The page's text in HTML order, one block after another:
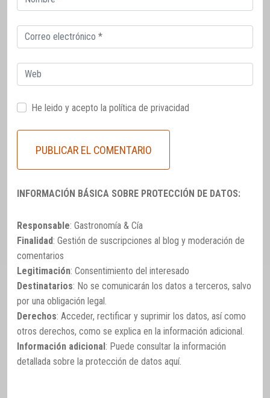
electrónico
Correo
electrónico
Web
He leido y acepto la política de privacidad
INFORMACIÓN BÁSICA SOBRE PROTECCIÓN DE DATOS:
Responsable: Gastronomía & Cía
Finalidad: Gestión de suscripciones al blog y moderación de
comentarios
Legitimación: Consentimiento del interesado
Destinatarios: No se comunicarán los datos a terceros, salvo
por una obligación legal.
Derechos: Acceder, rectificar y suprimir los datos, así como
otros derechos, como se explica en la información adicional.
Información adicional: Puede consultar la información
detallada sobre la protección de datos aquí.